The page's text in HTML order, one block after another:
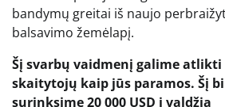
bandymų greitai iš naujo
balsavimo žemėlapį.
Šį svarbų vaidmenį galime
skaitytojų kaip jūs paramos. Šį
surinksime 20 000 USD į valdžią